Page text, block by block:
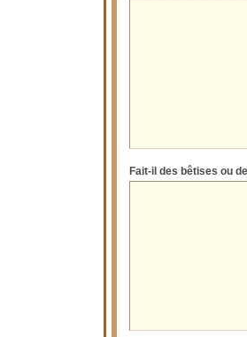
Fait-il des bêtises ou